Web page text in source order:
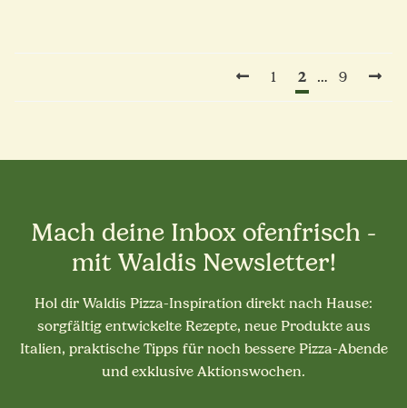
1 2 … 9
Mach deine Inbox ofenfrisch -
mit Waldis Newsletter!
Hol dir Waldis Pizza-Inspiration direkt nach Hause:
sorgfältig entwickelte Rezepte, neue Produkte aus
Italien, praktische Tipps für noch bessere Pizza-Abende
und exklusive Aktionswochen.